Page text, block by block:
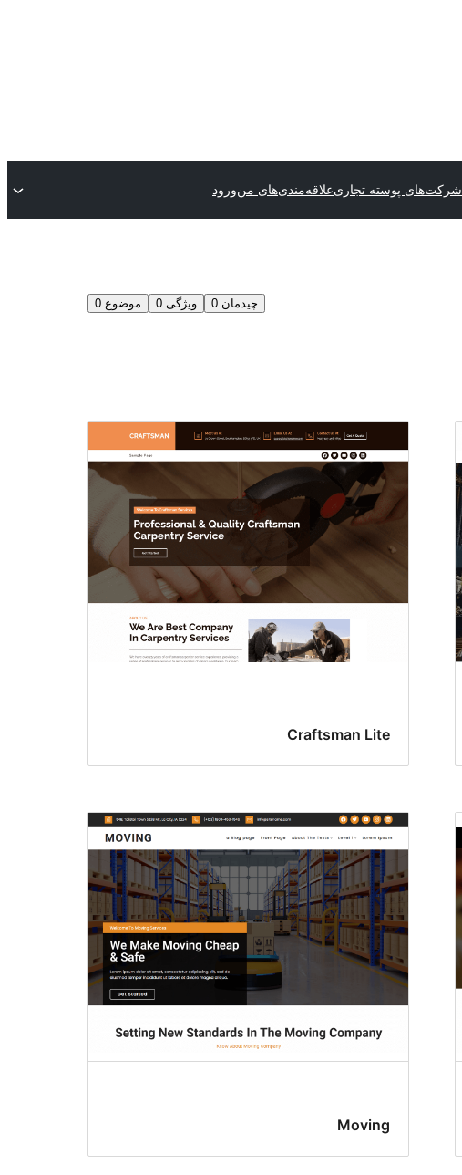
شرکت‌های پوسته تجاریعلاقه‌مندی‌های منورود
چیدمان 0 ویژگی 0 موضوع 0
Craftsman Lite
Moving